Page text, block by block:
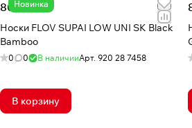
Новинка
800 сом
Носки FLOV SUPAI LOW UNI SK Black
Bamboo
0 0 В наличииАрт. 920 28 7458
В корзину